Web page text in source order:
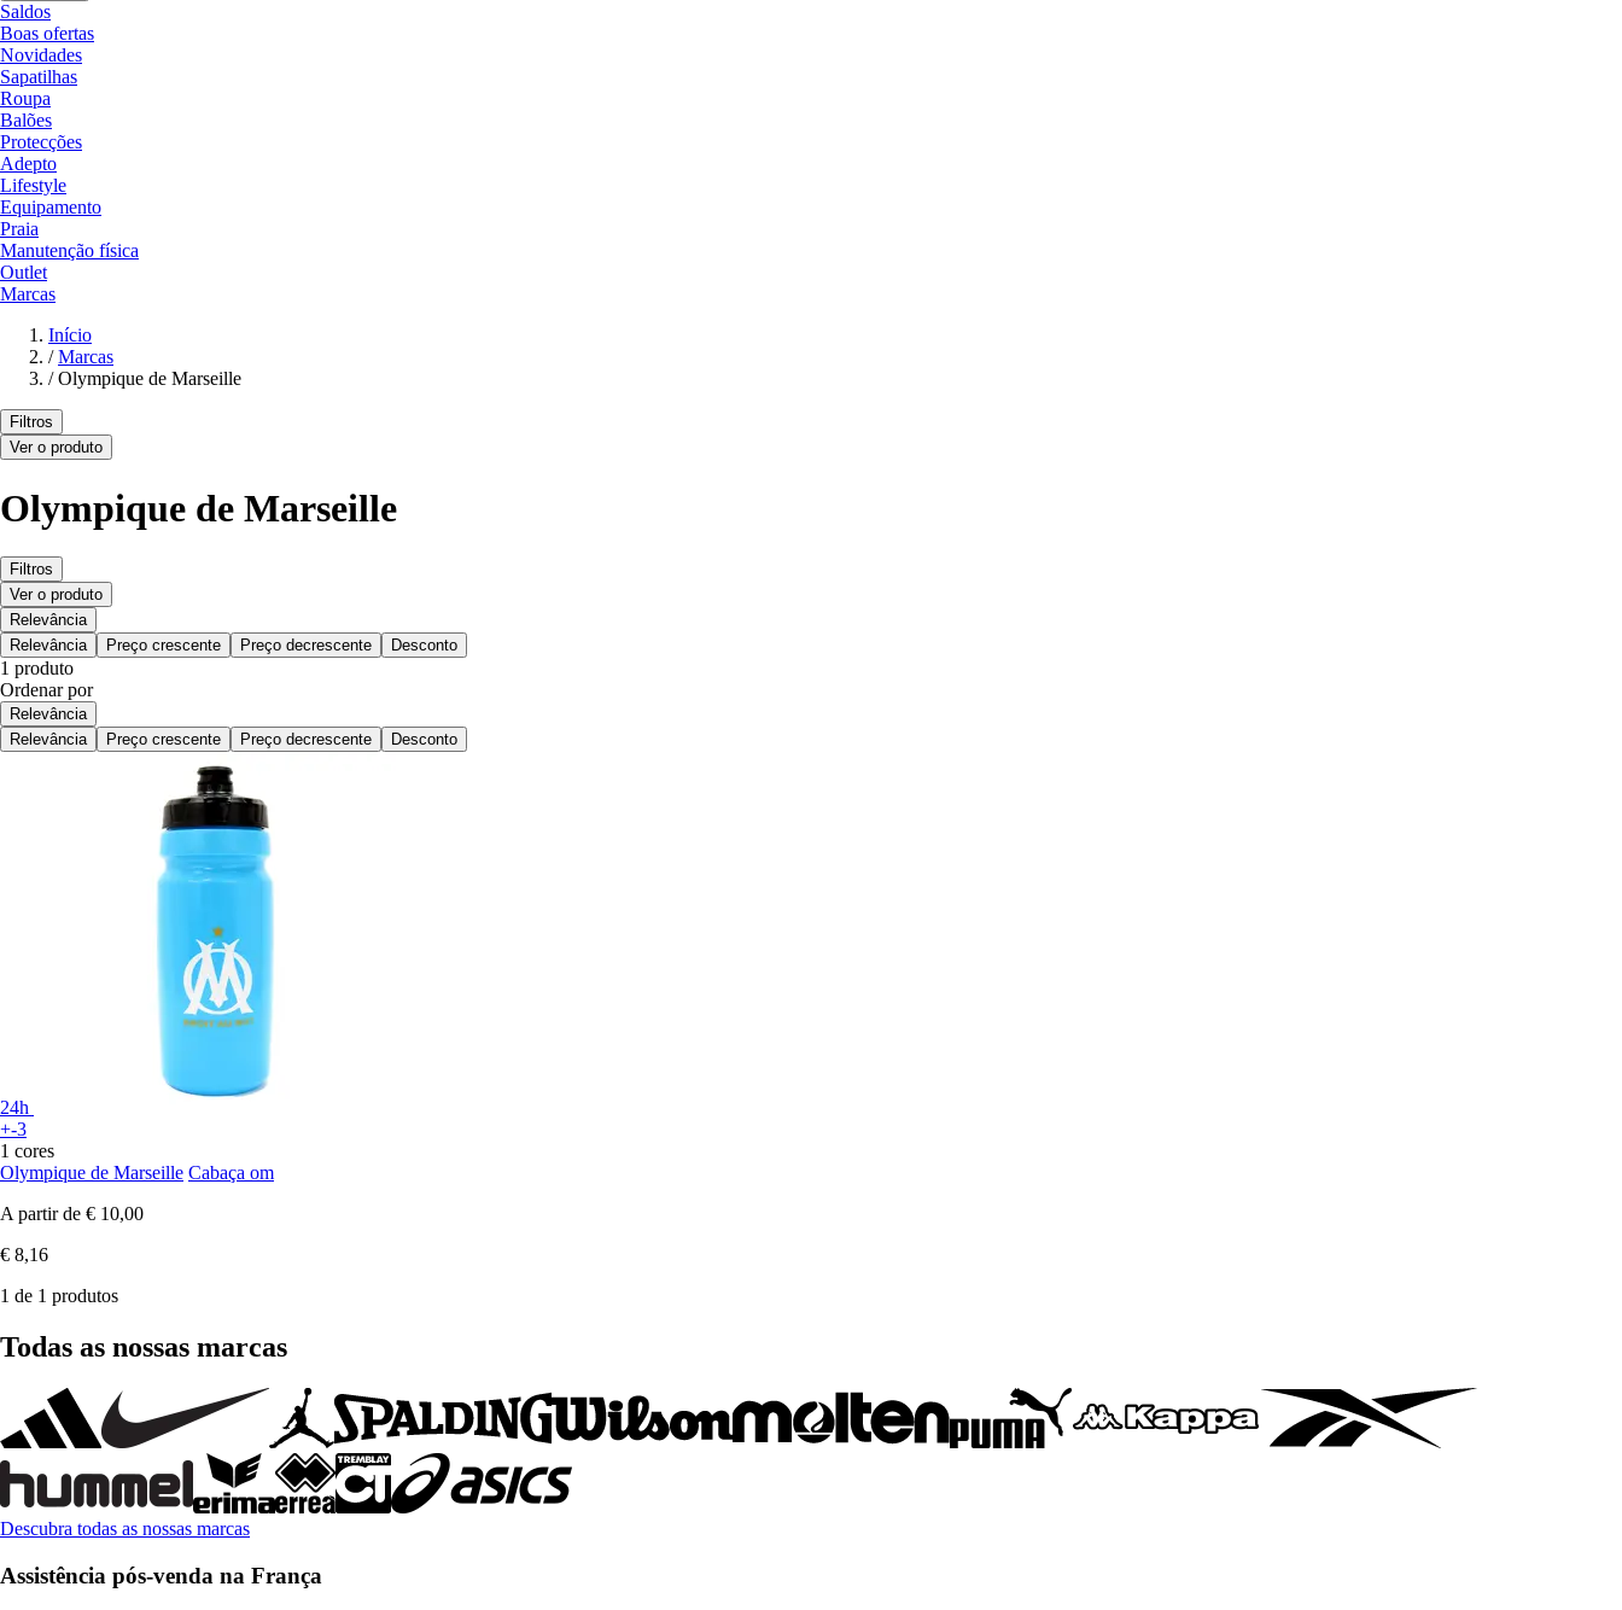
Saldos
Boas ofertas
Novidades
Sapatilhas
Roupa
Balões
Protecções
Adepto
Lifestyle
Equipamento
Praia
Manutenção física
Outlet
Marcas
Início
/ Marcas
/ Olympique de Marseille
Filtros
Ver o produto
Olympique de Marseille
Filtros
Ver o produto
Relevância
Relevância
Preço crescente Preço decrescente Desconto
1 produto
Ordenar por
Relevância
Relevância
Preço crescente Preço decrescente Desconto
24h
+-3
1 cores
Olympique de Marseille Cabaça om
A partir de € 10,00
€ 8,16
1 de 1 produtos
Todas as nossas marcas
Descubra todas as nossas marcas
Assistência pós-venda na França